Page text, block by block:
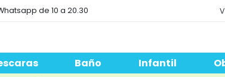
de 10 a 20.30
Baño Infantil